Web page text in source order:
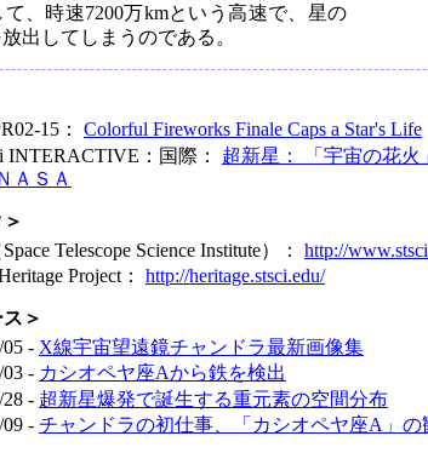
、時速7200万kmという高速で、星の
出してしまうのである。
15： Colorful Fireworks Finale Caps a Star's Life
INTERACTIVE：国際： 超新星： 「宇宙の花
ＳＡ
Space Telescope Science Institute）： http://
Project： http://heritage.stsci.edu/
＞
05 - X線宇宙望遠鏡チャンドラ最新画像集
03 - カシオペヤ座Aから鉄を検出
28 - 超新星爆発で誕生する重元素の空間分布
09 - チャンドラの初仕事、「カシオペヤ座A」の